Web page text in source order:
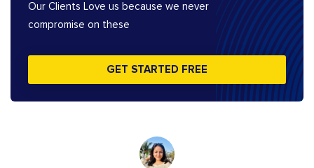
Our Clients Love us because we never
compromise on these
GET STARTED FREE